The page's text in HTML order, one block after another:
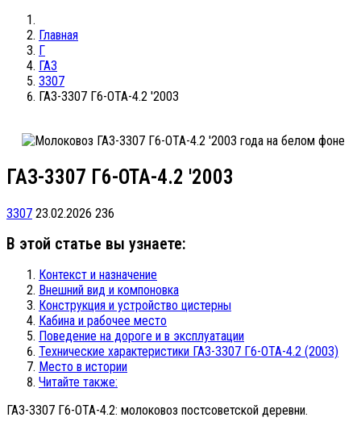
Главная
Г
ГАЗ
3307
ГАЗ-3307 Г6-ОТА-4.2 '2003
ГАЗ-3307 Г6-ОТА-4.2 '2003
3307 23.02.2026 236
В этой статье вы узнаете:
Контекст и назначение
Внешний вид и компоновка
Конструкция и устройство цистерны
Кабина и рабочее место
Поведение на дороге и в эксплуатации
Технические характеристики ГАЗ-3307 Г6-ОТА-4.2 (2003)
Место в истории
Читайте также:
ГАЗ-3307 Г6-ОТА-4.2: молоковоз постсоветской деревни.